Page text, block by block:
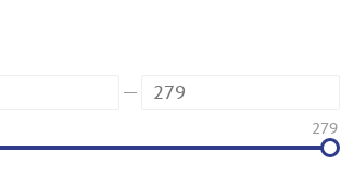
279